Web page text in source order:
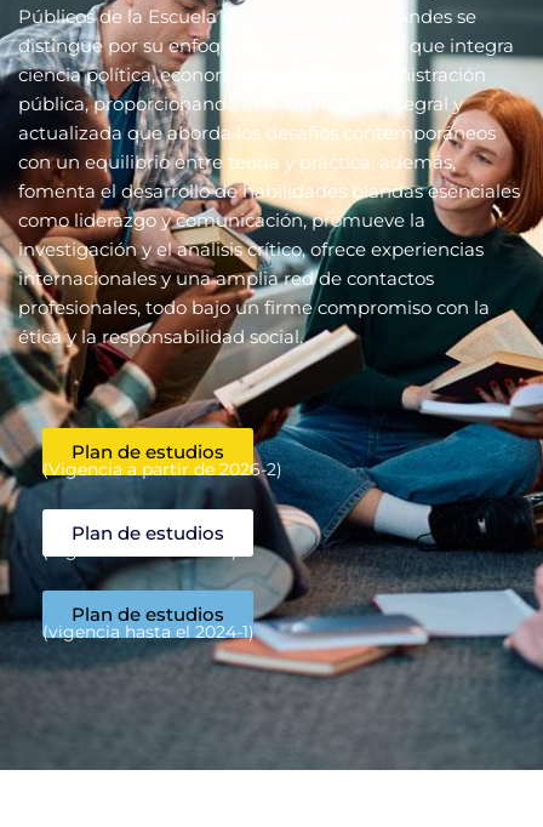
Públicos de la Escuela de Gobierno de los Andes se
distingue por su enfoque multidisciplinario que integra
ciencia política, economía, derecho y administración
pública, proporcionando una formación integral y
actualizada que aborda los desafíos contemporáneos
con un equilibrio entre teoría y práctica; además,
fomenta el desarrollo de habilidades blandas esenciales
como liderazgo y comunicación, promueve la
investigación y el análisis crítico, ofrece experiencias
internacionales y una amplia red de contactos
profesionales, todo bajo un firme compromiso con la
ética y la responsabilidad social.
Plan de estudios
(Vigencia a partir de 2026-2)
Plan de estudios
(Vigencia hasta 2026-1)
Plan de estudios
(vigencia hasta el 2024-1)